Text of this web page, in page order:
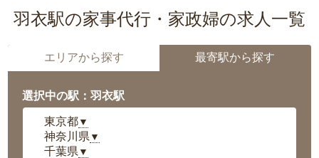
羽衣駅の家事代行・家政婦の求人一覧
エリアから探す 最寄駅から探す
選択中の駅：羽衣駅
東京都▼
神奈川県 ▼
千葉県 ▼